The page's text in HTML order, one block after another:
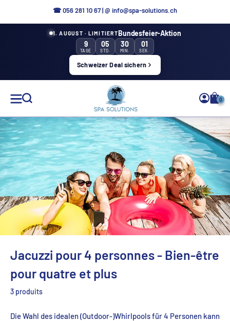
☎ 056 281 10 67|@ info@spa-solutions.ch
1. AUGUST · LIMITIERTBundesfeier-Aktion
9
TAGE
05
STD.
30
MIN.
00
SEK.
Schweizer Deal sichern
FR
Solutions
de
spa
0
Jacuzzi pour 4 personnes - Bien-être
pour quatre et plus
3 produits
Die Wahl des idealen (Outdoor-)Whirlpools für 4 Personen kann